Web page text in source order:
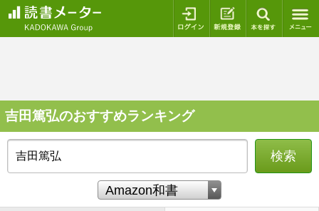
ログイン 新規登録
吉田篤弘のおすすめランキング
検索